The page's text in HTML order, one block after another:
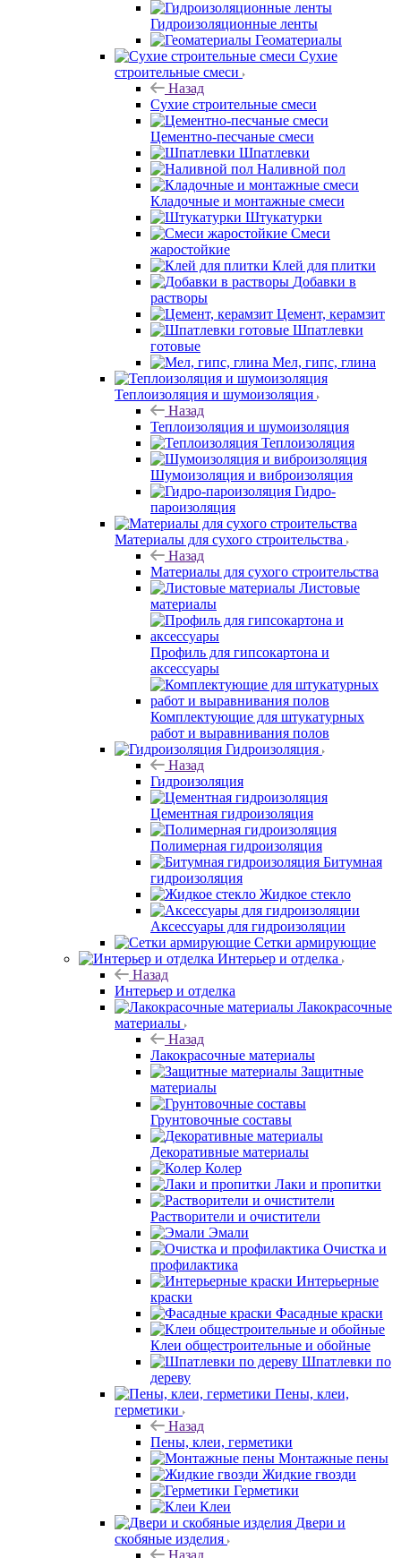
Гидроизоляционные ленты
Геоматериалы
Сухие
строительные смеси
Назад
Сухие строительные смеси
Цементно-песчаные смеси
Шпатлевки
Наливной пол
Кладочные и монтажные смеси
Штукатурки
Смеси
жаростойкие
Клей для плитки
Добавки в
растворы
Цемент, керамзит
Шпатлевки
готовые
Мел, гипс, глина
Теплоизоляция и шумоизоляция
Назад
Теплоизоляция и шумоизоляция
Теплоизоляция
Шумоизоляция и виброизоляция
Гидро-
пароизоляция
Материалы для сухого строительства
Назад
Материалы для сухого строительства
Листовые
материалы
Профиль для гипсокартона и
аксессуары
Комплектующие для штукатурных
работ и выравнивания полов
Гидроизоляция
Назад
Гидроизоляция
Цементная гидроизоляция
Полимерная гидроизоляция
Битумная
гидроизоляция
Жидкое стекло
Аксессуары для гидроизоляции
Сетки армирующие
Интерьер и отделка
Назад
Интерьер и отделка
Лакокрасочные
материалы
Назад
Лакокрасочные материалы
Защитные
материалы
Грунтовочные составы
Декоративные материалы
Колер
Лаки и пропитки
Растворители и очистители
Эмали
Очистка и
профилактика
Интерьерные
краски
Фасадные краски
Клеи общестроительные и обойные
Шпатлевки по
дереву
Пены, клеи,
герметики
Назад
Пены, клеи, герметики
Монтажные пены
Жидкие гвозди
Герметики
Клеи
Двери и
скобяные изделия
Назад